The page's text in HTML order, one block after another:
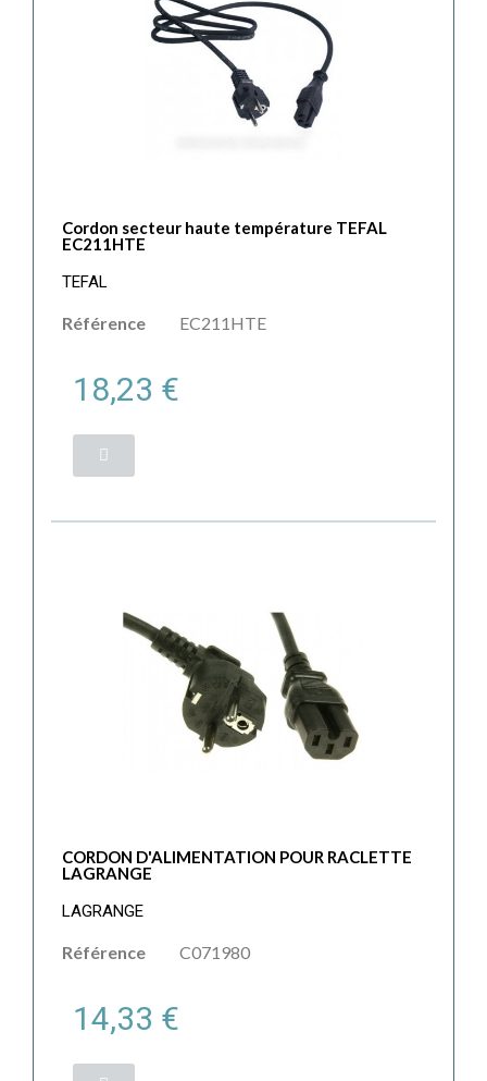
Cordon secteur haute température TEFAL
EC211HTE
TEFAL
Référence EC211HTE
18,23 €
CORDON D'ALIMENTATION POUR RACLETTE
LAGRANGE
LAGRANGE
Référence C071980
14,33 €